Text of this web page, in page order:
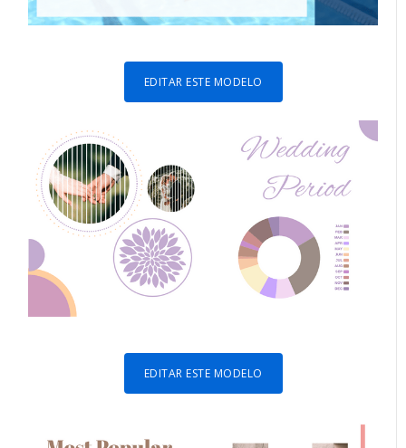
EDITAR ESTE MODELO
EDITAR ESTE MODELO